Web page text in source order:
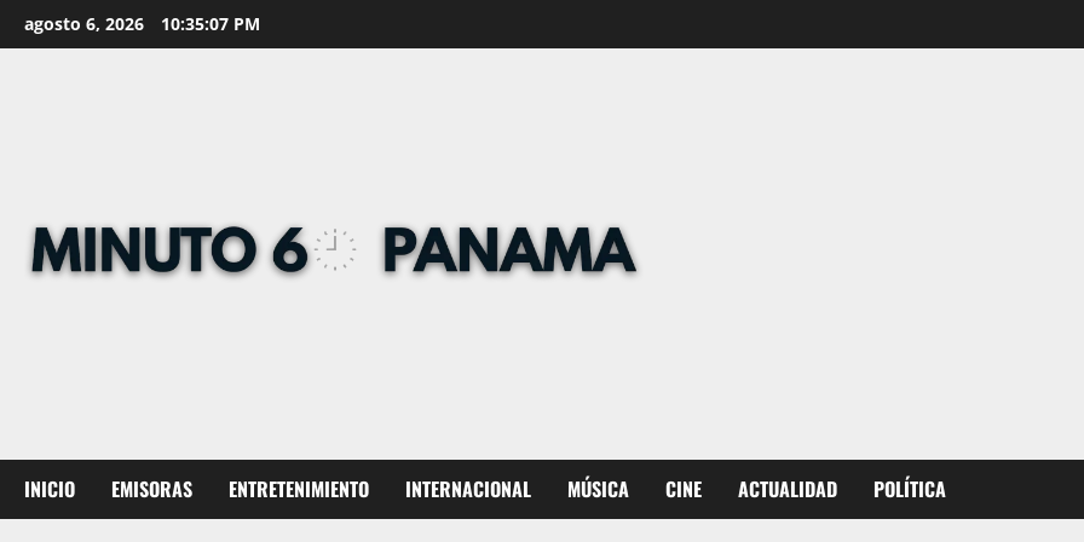
to
agosto 6, 2026 10:35:08 PM
INICIO EMISORAS ENTRETENIMIENTO INTERNACIONAL MÚSICA CINE ACTUALIDAD POLÍTICA